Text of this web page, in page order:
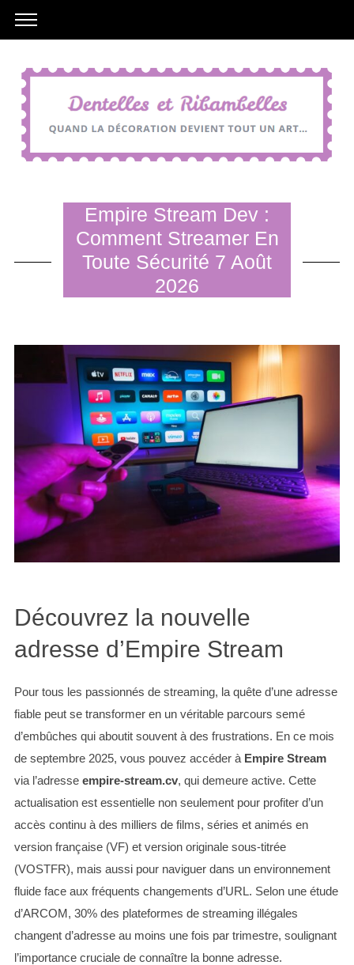
Empire Stream Dev :
Comment Streamer En
Toute Sécurité 7 Août
2026
Découvrez la nouvelle
adresse d’Empire Stream
Pour tous les passionnés de streaming, la quête d’une adresse
fiable peut se transformer en un véritable parcours semé
d’embûches qui aboutit souvent à des frustrations. En ce mois
de septembre 2025, vous pouvez accéder à Empire Stream
via l’adresse empire-stream.cv, qui demeure active. Cette
actualisation est essentielle non seulement pour profiter d’un
accès continu à des milliers de films, séries et animés en
version française (VF) et version originale sous-titrée
(VOSTFR), mais aussi pour naviguer dans un environnement
fluide face aux fréquents changements d’URL. Selon une étude
d’ARCOM, 30% des plateformes de streaming illégales
changent d’adresse au moins une fois par trimestre, soulignant
l’importance cruciale de connaître la bonne adresse.